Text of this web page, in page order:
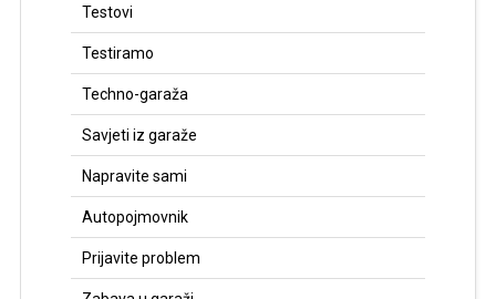
Testovi
Testiramo
Techno-garaža
Savjeti iz garaže
Napravite sami
Autopojmovnik
Prijavite problem